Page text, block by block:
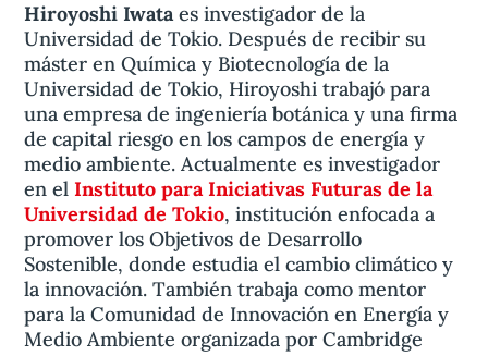
Hiroyoshi Iwataes investigador de la
Universidad de Tokio. Después de recibir su
máster en Química y Biotecnología de la
Universidad de Tokio, Hiroyoshi trabajó para
una empresa de ingeniería botánica y una firma
de capital riesgo en los campos de energía y
medio ambiente. Actualmente es investigador
en elInstituto para Iniciativas Futuras de la
Universidad de Tokio, institución enfocada a
promover los Objetivos de Desarrollo
Sostenible, donde estudia el cambio climático y
la innovación. También trabaja como mentor
para la Comunidad de Innovación en Energía y
Medio Ambiente organizada por Cambridge